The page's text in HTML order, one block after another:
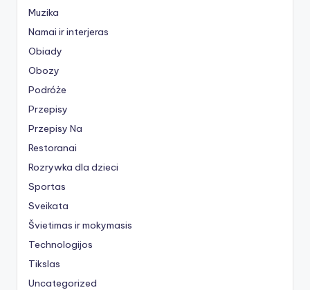
Muzika
Namai ir interjeras
Obiady
Obozy
Podróże
Przepisy
Przepisy Na
Restoranai
Rozrywka dla dzieci
Sportas
Sveikata
Švietimas ir mokymasis
Technologijos
Tikslas
Uncategorized